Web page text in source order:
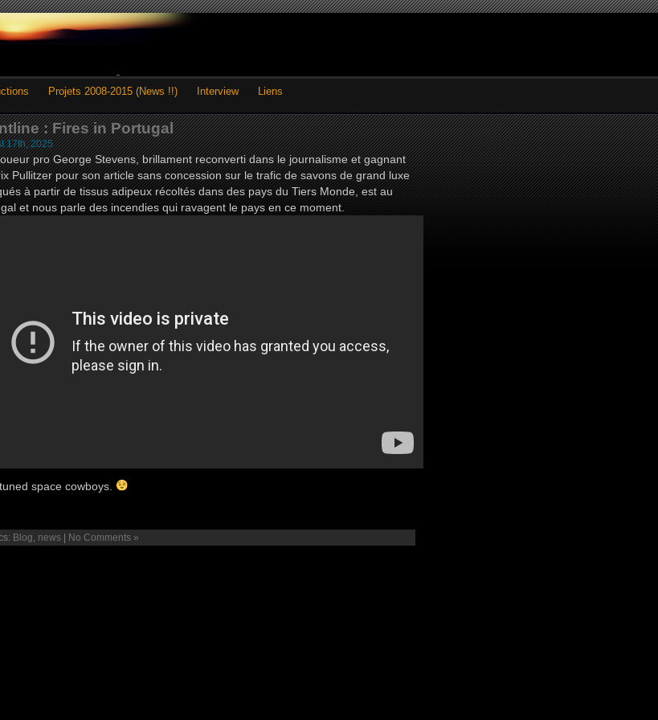
Projets 2008-2015 (News !!) Interview Liens
: Fires in Portugal
17th, 2025
pro George Stevens, brillament reconverti dans le journalisme et gagnant
Pullitzer pour son article sans concession sur le trafic de savons de grand luxe
à partir de tissus adipeux récoltés dans des pays du Tiers Monde, est au
et nous parle des incendies qui ravagent le pays en ce moment.
space cowboys.
Blog news No Comments »